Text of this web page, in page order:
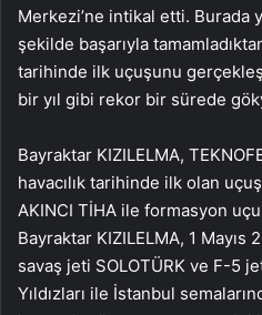
Merkezi’ne intikal etti.
şekilde başarıyla
tarihinde ilk uçuşunu
bir yıl gibi rekor bir sürede
Bayraktar KIZILELMA,
havacılık tarihinde ilk olan
AKINCI TİHA ile formasyon
Bayraktar KIZILELMA, 1
savaş jeti SOLOTÜRK ve F-5
Yıldızları ile İstanbul